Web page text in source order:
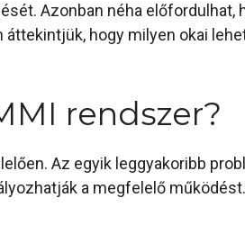
Azonban néha
hogy milyen okai
rendszer?
Az egyik leggyakoribb
a megfelelő